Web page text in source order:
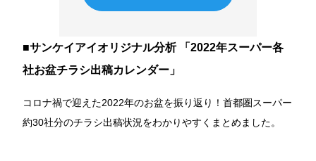
■サンケイアイオリジナル分析 「2022年スーパー各
社お盆チラシ出稿カレンダー」
コロナ禍で迎えた2022年のお盆を振り返り！首都圏スーパー
約30社分のチラシ出稿状況をわかりやすくまとめました。